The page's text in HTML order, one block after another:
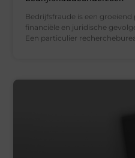
Bedrijfsfraude is een
financiële en juridische
Een particulier